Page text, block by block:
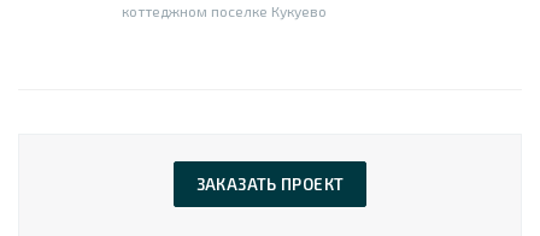
коттеджном поселке Кукуево
ЗАКАЗАТЬ ПРОЕКТ